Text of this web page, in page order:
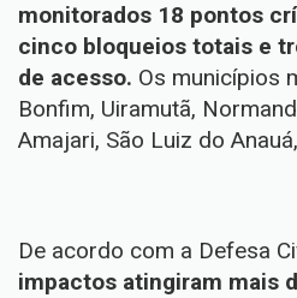
monitorados 18 pontos
cinco bloqueios totais e
de acesso. Os municípios
Bonfim, Uiramutã,
Amajari, São Luiz do
De acordo com a Defesa
impactos atingiram mais